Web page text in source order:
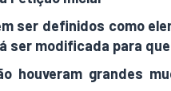
ser definidos como
ser modificada para
houveram grandes